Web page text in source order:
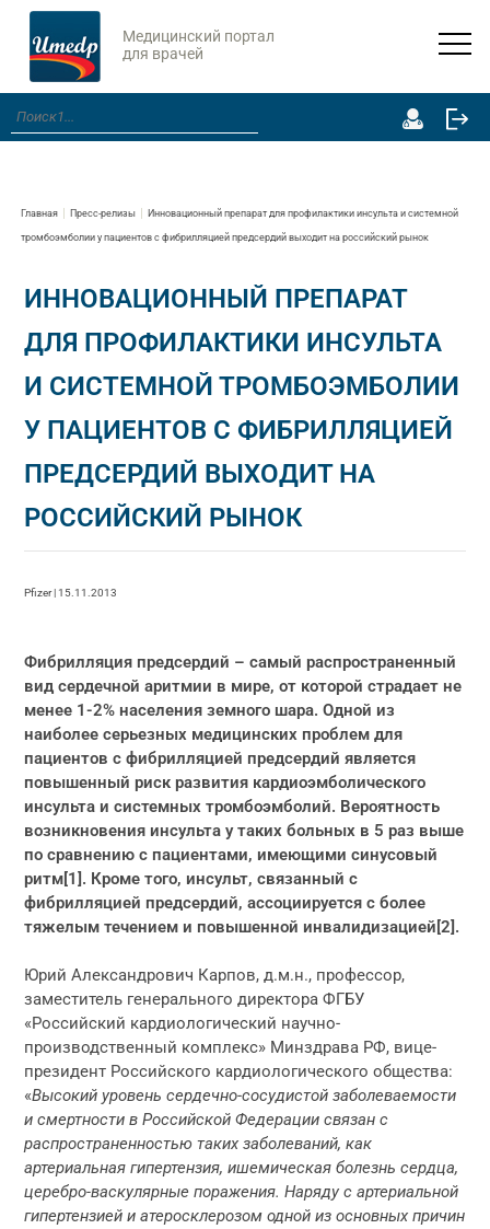
Медицинский портал
для врачей
Главная Пресс-релизы Инновационный препарат для профилактики инсульта и системной
тромбоэмболии у пациентов с фибрилляцией предсердий выходит на российский рынок
ИННОВАЦИОННЫЙ ПРЕПАРАТ
ДЛЯ ПРОФИЛАКТИКИ ИНСУЛЬТА
И СИСТЕМНОЙ ТРОМБОЭМБОЛИИ
У ПАЦИЕНТОВ С ФИБРИЛЛЯЦИЕЙ
ПРЕДСЕРДИЙ ВЫХОДИТ НА
РОССИЙСКИЙ РЫНОК
Pfizer | 15.11.2013
Фибрилляция предсердий – самый распространенный
вид сердечной аритмии в мире, от которой страдает не
менее 1-2% населения земного шара. Одной из
наиболее серьезных медицинских проблем для
пациентов с фибрилляцией предсердий является
повышенный риск развития кардиоэмболического
инсульта и системных тромбоэмболий. Вероятность
возникновения инсульта у таких больных в 5 раз выше
по сравнению с пациентами, имеющими синусовый
ритм[1]. Кроме того, инсульт, связанный с
фибрилляцией предсердий, ассоциируется с более
тяжелым течением и повышенной инвалидизацией[2].
Юрий Александрович Карпов, д.м.н., профессор,
заместитель генерального директора ФГБУ
«Российский кардиологический научно-
производственный комплекс» Минздрава РФ, вице-
президент Российского кардиологического общества:
«Высокий уровень сердечно-сосудистой заболеваемости
и смертности в Российской Федерации связан с
распространенностью таких заболеваний, как
артериальная гипертензия, ишемическая болезнь сердца,
церебро-васкулярные поражения. Наряду с артериальной
гипертензией и атеросклерозом одной из основных причин